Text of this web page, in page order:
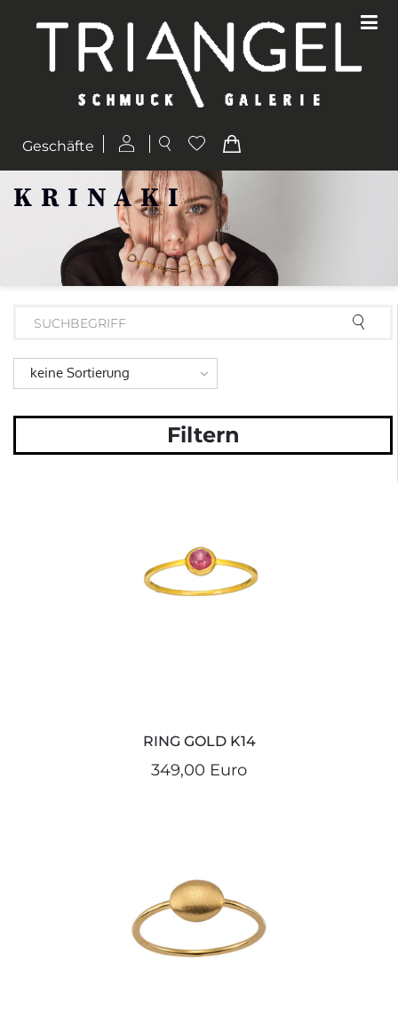
Geschäfte
KRINAKI
keine Sortierung
Filtern
RING GOLD K14
349,00 Euro